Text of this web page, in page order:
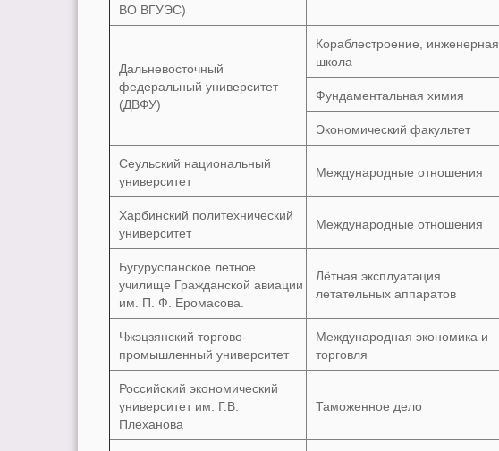
ВО ВГУЭС)
Дальневосточный
федеральный университет
(ДВФУ)
Кораблестроение, инженерная
школа
Фундаментальная химия
Экономический факультет
Сеульский национальный
университет
Международные отношения
Харбинский политехнический
университет
Международные отношения
Бугурусланское летное
училище Гражданской авиации
им. П. Ф. Еромасова.
Лётная эксплуатация
летательных аппаратов
Чжэцзянский торгово-
промышленный университет
Международная экономика и
торговля
Российский экономический
университет им. Г.В.
Плеханова
Таможенное дело